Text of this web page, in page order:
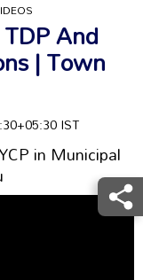
And
| Town
IST
in Municipal